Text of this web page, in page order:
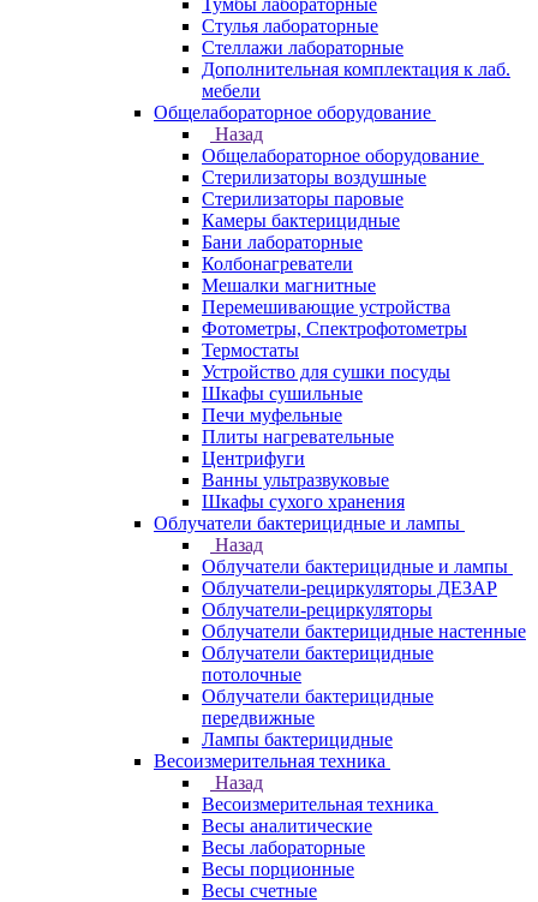
Тумбы лабораторные
Стулья лабораторные
Стеллажи лабораторные
Дополнительная комплектация к лаб.
мебели
Общелабораторное оборудование
Назад
Общелабораторное оборудование
Стерилизаторы воздушные
Стерилизаторы паровые
Камеры бактерицидные
Бани лабораторные
Колбонагреватели
Мешалки магнитные
Перемешивающие устройства
Фотометры, Спектрофотометры
Термостаты
Устройство для сушки посуды
Шкафы сушильные
Печи муфельные
Плиты нагревательные
Центрифуги
Ванны ультразвуковые
Шкафы сухого хранения
Облучатели бактерицидные и лампы
Назад
Облучатели бактерицидные и лампы
Облучатели-рециркуляторы ДЕЗАР
Облучатели-рециркуляторы
Облучатели бактерицидные настенные
Облучатели бактерицидные
потолочные
Облучатели бактерицидные
передвижные
Лампы бактерицидные
Весоизмерительная техника
Назад
Весоизмерительная техника
Весы аналитические
Весы лабораторные
Весы порционные
Весы счетные